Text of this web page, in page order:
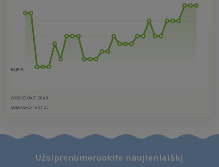
10,18 €
2026-07-09 21:06:43
2026-08-07 16:34:55
Užsiprenumeruokite naujienlaiškį